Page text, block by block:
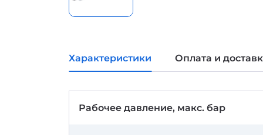
Характеристики Оплата и
Рабочее давление, макс. бар